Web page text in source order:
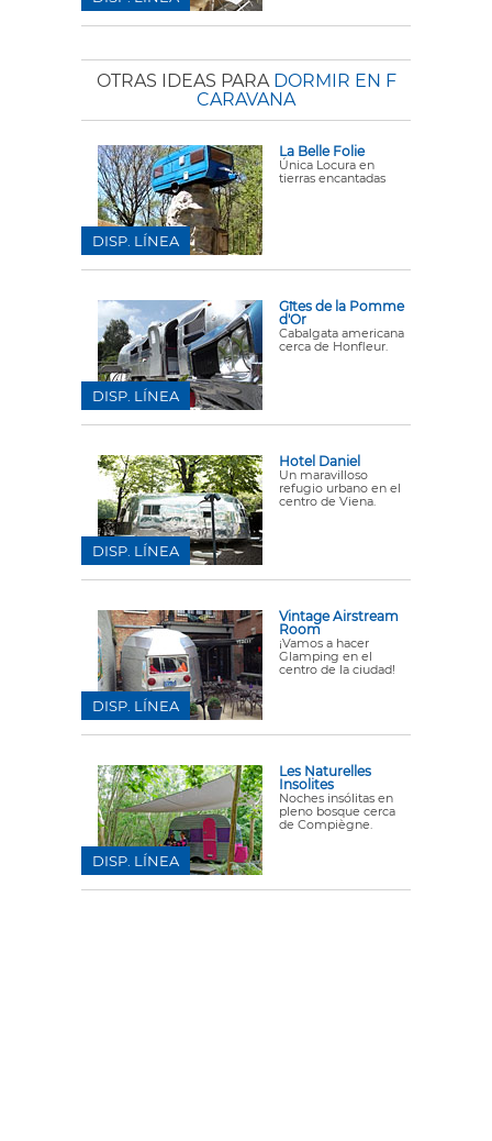
OTRAS IDEAS PARA DORMIR EN F
CARAVANA
La Belle Folie
Única Locura en
tierras encantadas
DISP. LÍNEA
Gîtes de la Pomme
d'Or
Cabalgata americana
cerca de Honfleur.
DISP. LÍNEA
Hotel Daniel
Un maravilloso
refugio urbano en el
centro de Viena.
DISP. LÍNEA
Vintage Airstream
Room
¡Vamos a hacer
Glamping en el
centro de la ciudad!
DISP. LÍNEA
Les Naturelles
Insolites
Noches insólitas en
pleno bosque cerca
de Compiègne.
DISP. LÍNEA